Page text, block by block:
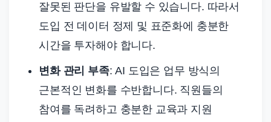
잘못된 판단을 유발할 수 있습니다. 따라서
도입 전 데이터 정제 및 표준화에 충분한
시간을 투자해야 합니다.
변화 관리 부족: AI 도입은 업무 방식의
근본적인 변화를 수반합니다. 직원들의
참여를 독려하고 충분한 교육과 지원